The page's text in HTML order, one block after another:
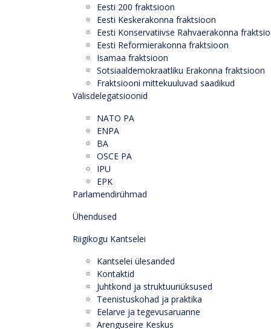
Eesti 200 fraktsioon
Eesti Keskerakonna fraktsioon
Eesti Konservatiivse Rahvaerakonna
Eesti Reformierakonna fraktsioon
Isamaa fraktsioon
Sotsiaaldemokraatliku Erakonna fraktsioon
Fraktsiooni mittekuuluvad saadikud
Välisdelegatsioonid
NATO PA
ENPA
BA
OSCE PA
IPU
EPK
Parlamendirühmad
Ühendused
Riigikogu Kantselei
Kantselei ülesanded
Kontaktid
Juhtkond ja struktuuriüksused
Teenistuskohad ja praktika
Eelarve ja tegevusaruanne
Arenguseire Keskus